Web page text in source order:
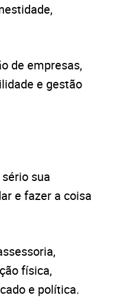
de empresas,
e gestão
sua
e fazer a coisa
física,
e política.